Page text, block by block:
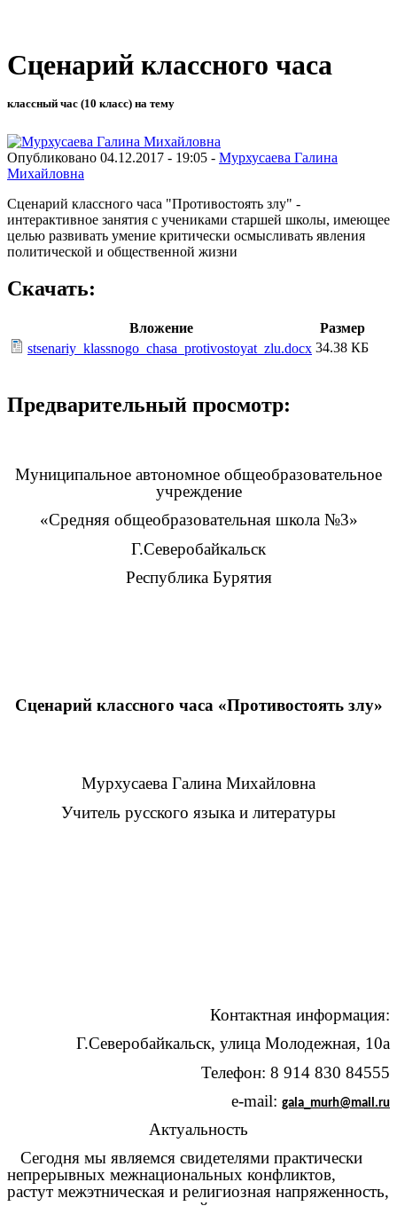
Сценарий классного часа
классный час (10 класс) на тему
Опубликовано 04.12.2017 - 19:05 - Мурхусаева Галина
Михайловна
Сценарий классного часа "Противостоять злу" -
интерактивное занятия с учениками старшей школы, имеющее
целью развивать умение критически осмысливать явления
политической и общественной жизни
Скачать:
Вложение
Размер
stsenariy_klassnogo_chasa_protivostoyat_zlu.docx 34.38 КБ
Предварительный просмотр:
Муниципальное автономное общеобразовательное
учреждение
«Средняя общеобразовательная школа №3»
Г.Северобайкальск
Республика Бурятия
Сценарий классного часа «Противостоять злу»
Мурхусаева Галина Михайловна
Учитель русского языка и литературы
Контактная информация:
Г.Северобайкальск, улица Молодежная, 10а
Телефон: 8 914 830 84555
e-mail: gala_murh@mail.ru
Актуальность
Сегодня мы являемся свидетелями практически
непрерывных межнациональных конфликтов,
растут межэтническая и религиозная напряженность,